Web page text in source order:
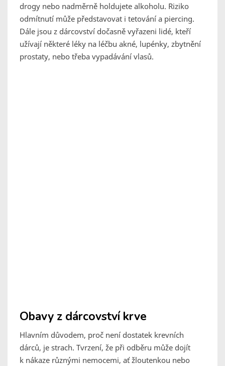
drogy nebo nadměrně holdujete alkoholu. Riziko
odmítnutí může představovat i tetování a piercing.
Dále jsou z dárcovství dočasně vyřazeni lidé, kteří
užívají některé léky na léčbu akné, lupénky, zbytnění
prostaty, nebo třeba vypadávání vlasů.
Obavy z dárcovství krve
Hlavním důvodem, proč není dostatek krevních
dárců, je strach. Tvrzení, že při odběru může dojít
k nákaze různými nemocemi, ať žloutenkou nebo